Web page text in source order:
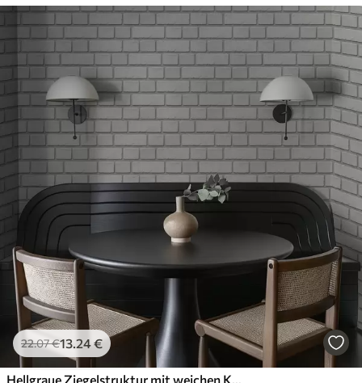
Schwamm gereinigt werden.
Fototapeten mit Lackbeschichtung
Methode der
Anwendung
Nahtlose Anwendung
Verfügbare Materialien
Standard
.0027 €/m²
Premium
56.6734.00€/m²
Premium-Vinyl
65.00 39.00 € /m²
22.07€13.24€
Hellgraue Ziegelstruktur mit weichen Kanten